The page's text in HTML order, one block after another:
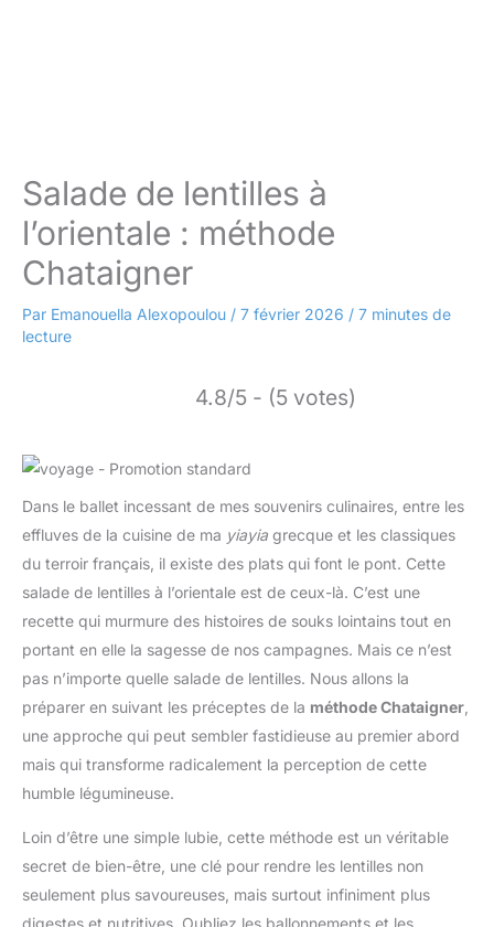
Salade de lentilles à
l’orientale : méthode
Chataigner
Par Emanouella Alexopoulou / 7 février 2026 / 7 minutes de
lecture
4.8/5 - (5 votes)
Dans le ballet incessant de mes souvenirs culinaires, entre les
effluves de la cuisine de ma yiayia grecque et les classiques
du terroir français, il existe des plats qui font le pont. Cette
salade de lentilles à l’orientale est de ceux-là. C’est une
recette qui murmure des histoires de souks lointains tout en
portant en elle la sagesse de nos campagnes. Mais ce n’est
pas n’importe quelle salade de lentilles. Nous allons la
préparer en suivant les préceptes de la méthode Chataigner
une approche qui peut sembler fastidieuse au premier abord
mais qui transforme radicalement la perception de cette
humble légumineuse.
Loin d’être une simple lubie, cette méthode est un véritable
secret de bien-être, une clé pour rendre les lentilles non
seulement plus savoureuses, mais surtout infiniment plus
digestes et nutritives. Oubliez les ballonnements et les